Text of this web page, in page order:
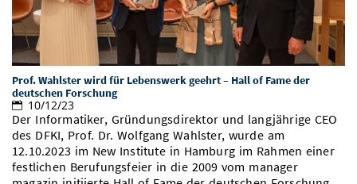
Prof. Wahlster wird für Lebenswerk geehrt – Hall of Fame der
deutschen Forschung
10/12/23
Der Informatiker, Gründungsdirektor und langjährige CEO
des DFKI, Prof. Dr. Wolfgang Wahlster, wurde am
12.10.2023 im New Institute in Hamburg im Rahmen einer
festlichen Berufungsfeier in die 2009 vom manager